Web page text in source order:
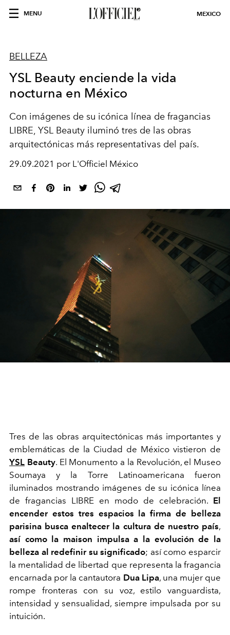
MENU MEXICO
BELLEZA
YSL Beauty enciende la vida
nocturna en México
Con imágenes de su icónica línea de fragancias
LIBRE, YSL Beauty iluminó tres de las obras
arquitectónicas más representativas del país.
29.09.2021 por L'Officiel México
Tres de las obras arquitectónicas más importantes y
emblemáticas de la Ciudad de México vistieron de
YSL Beauty. El Monumento a la Revolución, el Museo
Soumaya y la Torre Latinoamericana fueron
iluminados mostrando imágenes de su icónica línea
de fragancias LIBRE en modo de celebración. El
encender estos tres espacios la firma de belleza
parisina busca enaltecer la cultura de nuestro país,
así como la maison impulsa a la evolución de la
belleza al redefinir su significado; así como esparcir
la mentalidad de libertad que representa la fragancia
encarnada por la cantautora Dua Lipa, una mujer que
rompe fronteras con su voz, estilo vanguardista,
intensidad y sensualidad, siempre impulsada por su
intuición.